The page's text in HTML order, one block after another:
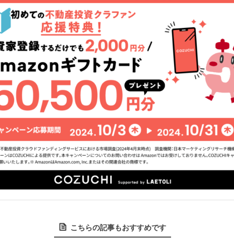
こちらの記事もおすすめです